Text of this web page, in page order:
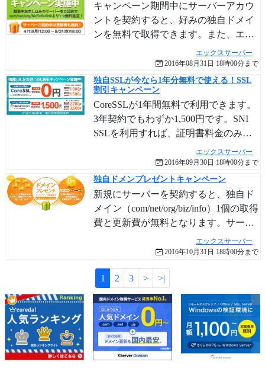
キャンペーン期間中にサーバーアカウ
ントを契約すると、好みの独自ドメイ
ンを無料で取得できます。また、エッ
クスサーバーの契約期間中はドメイン
の更新費用もずっと無料です。
エックスサーバー
2016年08月31日 18時00分まで
独自SSLが今なら1年分無料で使える！SSL
割引キャンペーン
CoreSSLが1年間無料で利用できます。
3年契約でもわずか1,500円です。SNI
SSLを利用すれば、証明書料金のみで
独自SSLを利用可能です。さらに
SecureCore ドメイン認証SSLもキャン
ペーン料金となっています。
エックスサーバー
2016年09月30日 18時00分まで
独自ドメンプレゼントキャンペーン
新規にサーバーを契約すると、独自ド
メイン（com/net/org/biz/info）1個の取得
費と更新費が無料となります。サーバ
ー契約中はず〜っと無料です。全プラ
エックスサーバー
2016年10月31日 18時00分まで
1 2 3 > >|